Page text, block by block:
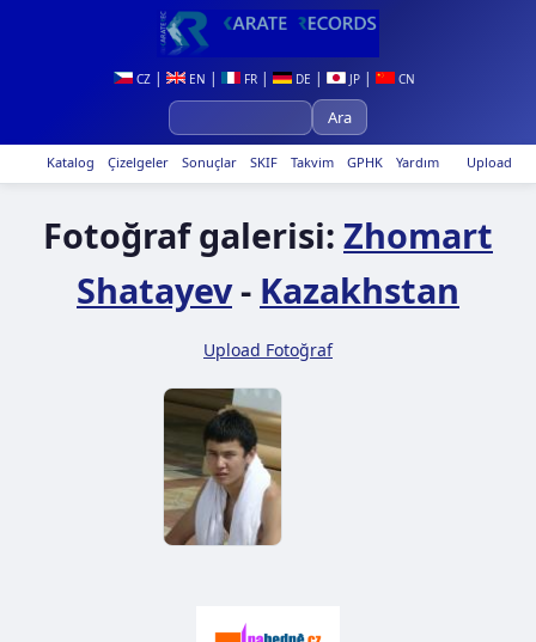
CZ | EN | FR | DE | JP | CN
Upload
Katalog Çizelgeler Sonuçlar SKIF Takvim GPHK Yardım
Fotoğraf galerisi: Zhomart
Shatayev- Kazakhstan
Upload Fotoğraf